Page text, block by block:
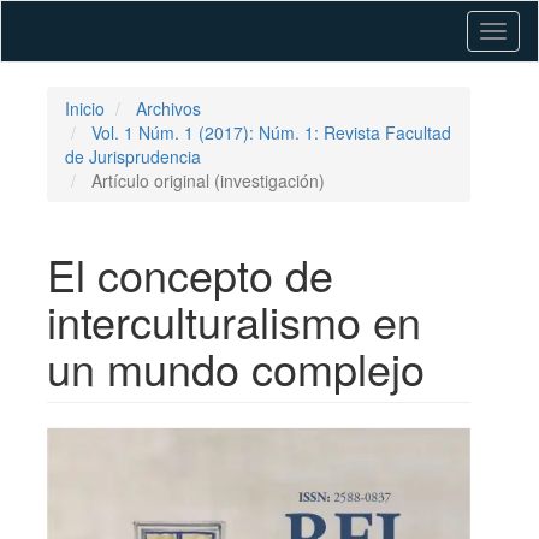
Contenido
Barra
lateral
Inicio
Archivos
Vol. 1 Núm. 1 (2017): Núm. 1: Revista Facultad
de Jurisprudencia
Artículo original (investigación)
El concepto de
interculturalismo en
un mundo complejo
Barra